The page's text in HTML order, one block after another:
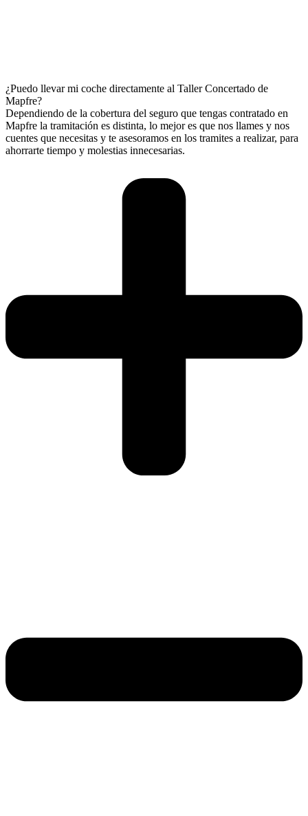
¿Puedo llevar mi coche directamente al Taller Concertado de
Mapfre?
Dependiendo de la cobertura del seguro que tengas contratado en
Mapfre la tramitación es distinta, lo mejor es que nos llames y nos
cuentes que necesitas y te asesoramos en los tramites a realizar, para
ahorrarte tiempo y molestias innecesarias.